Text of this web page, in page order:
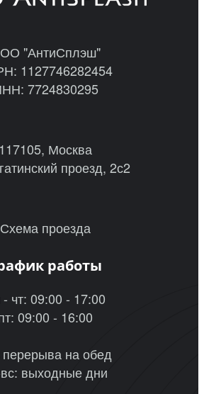
"АнтиСплэш"
1127746282454
7724830295
117105, Москва
проезд, 2с2
Схема проезда
работы
- чт: 09:00 - 17:00
09:00 - 16:00
перерыва на обед
выходные дни